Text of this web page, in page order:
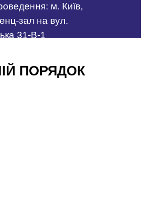
м. Київ,
зал на вул.
31-В-1
ПОРЯДОК